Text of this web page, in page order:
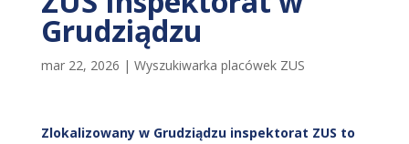
Grudziądzu
mar 22, 2026 | Wyszukiwarka placówek ZUS
Zlokalizowany w Grudziądzu inspektorat ZUS to